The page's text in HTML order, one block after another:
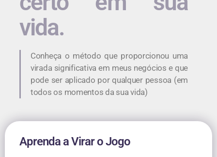
vida.
Conheça o método que proporcionou uma
virada significativa em meus negócios e que
pode ser aplicado por qualquer pessoa (em
todos os momentos da sua vida)
Aprenda a Virar o Jogo